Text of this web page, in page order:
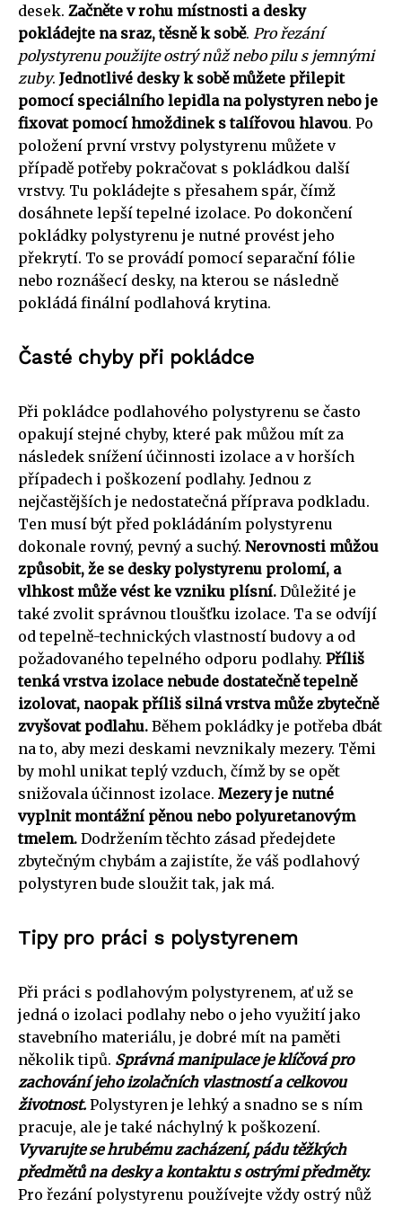
desek. Začněte v rohu místnosti a desky
pokládejte na sraz, těsně k sobě. Pro řezání
polystyrenu použijte ostrý nůž nebo pilu s jemnými
zuby. Jednotlivé desky k sobě můžete přilepit
pomocí speciálního lepidla na polystyren nebo je
fixovat pomocí hmoždinek s talířovou hlavou. Po
položení první vrstvy polystyrenu můžete v
případě potřeby pokračovat s pokládkou další
vrstvy. Tu pokládejte s přesahem spár, čímž
dosáhnete lepší tepelné izolace. Po dokončení
pokládky polystyrenu je nutné provést jeho
překrytí. To se provádí pomocí separační fólie
nebo roznášecí desky, na kterou se následně
pokládá finální podlahová krytina.
Časté chyby při pokládce
Při pokládce podlahového polystyrenu se často
opakují stejné chyby, které pak můžou mít za
následek snížení účinnosti izolace a v horších
případech i poškození podlahy. Jednou z
nejčastějších je nedostatečná příprava podkladu.
Ten musí být před pokládáním polystyrenu
dokonale rovný, pevný a suchý. Nerovnosti můžou
způsobit, že se desky polystyrenu prolomí, a
vlhkost může vést ke vzniku plísní. Důležité je
také zvolit správnou tloušťku izolace. Ta se odvíjí
od tepelně-technických vlastností budovy a od
požadovaného tepelného odporu podlahy. Příliš
tenká vrstva izolace nebude dostatečně tepelně
izolovat, naopak příliš silná vrstva může zbytečně
zvyšovat podlahu. Během pokládky je potřeba dbát
na to, aby mezi deskami nevznikaly mezery. Těmi
by mohl unikat teplý vzduch, čímž by se opět
snižovala účinnost izolace. Mezery je nutné
vyplnit montážní pěnou nebo polyuretanovým
tmelem. Dodržením těchto zásad předejdete
zbytečným chybám a zajistíte, že váš podlahový
polystyren bude sloužit tak, jak má.
Tipy pro práci s polystyrenem
Při práci s podlahovým polystyrenem, ať už se
jedná o izolaci podlahy nebo o jeho využití jako
stavebního materiálu, je dobré mít na paměti
několik tipů. Správná manipulace je klíčová pro
zachování jeho izolačních vlastností a celkovou
životnost. Polystyren je lehký a snadno se s ním
pracuje, ale je také náchylný k poškození.
Vyvarujte se hrubému zacházení, pádu těžkých
předmětů na desky a kontaktu s ostrými předměty.
Pro řezání polystyrenu používejte vždy ostrý nůž